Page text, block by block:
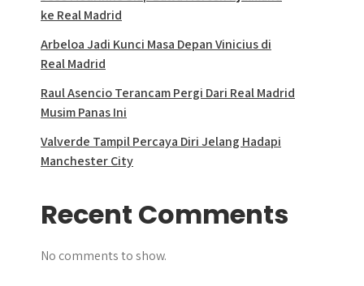
ke Real Madrid
Arbeloa Jadi Kunci Masa Depan Vinicius di
Real Madrid
Raul Asencio Terancam Pergi Dari Real Madrid
Musim Panas Ini
Valverde Tampil Percaya Diri Jelang Hadapi
Manchester City
Recent Comments
No comments to show.